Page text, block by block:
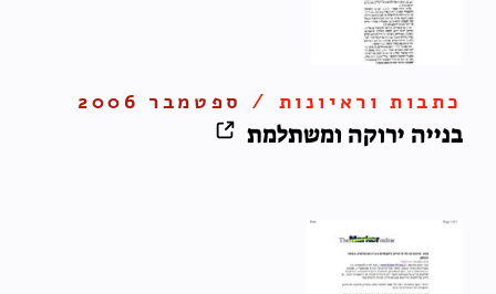
כתבות וראיונות / ספטמבר 2006
בנייה ירוקה ומשתלמת